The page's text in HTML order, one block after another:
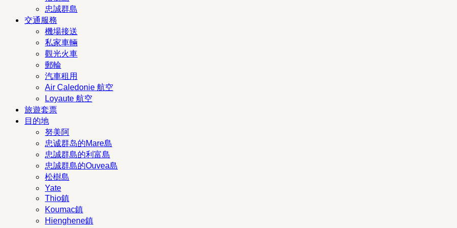
忠誠群島
交通服務
機場接送
私家車輛
觀光火車
郵輪
汽車租用
Air Caledonie 航空
Loyaute 航空
旅遊套票
目的地
努美阿
忠诚群岛的Mare島
忠誠群島的利富島
忠誠群島的Ouvea島
松樹島
Yate
Thio鎮
Koumac鎮
Hienghene鎮